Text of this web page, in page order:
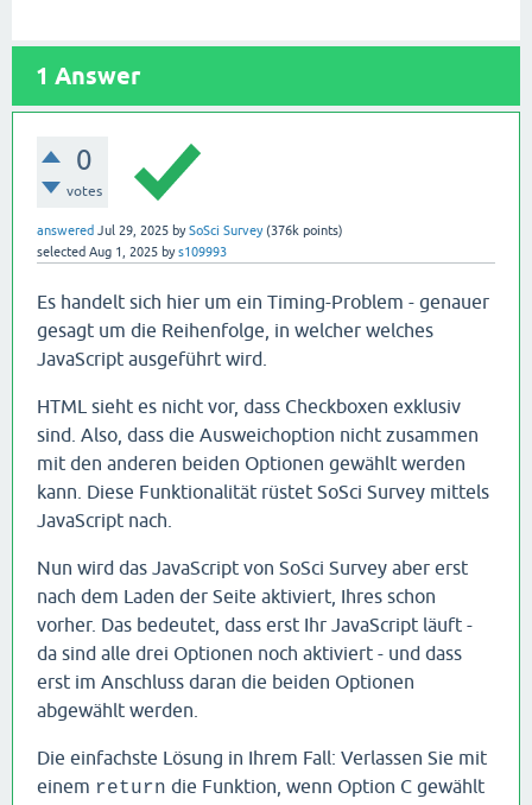
SoSciTools.attachEvent(optionB,
SoSciTools.attachEvent(optionC, "click", toggle);
// Initialzustand setzen
</ script
1 Answer
0
votes
answered Jul 29, 2025 bySoSci Survey (376k points)
selected Aug 1, 2025 bys109993
Es handelt sich hier um ein Timing-Problem - genauer
gesagt um die Reihenfolge, in welcher welches
JavaScript ausgeführt wird.
HTML sieht es nicht vor, dass Checkboxen exklusiv
sind. Also, dass die Ausweichoption nicht zusammen
mit den anderen beiden Optionen gewählt werden
kann. Diese Funktionalität rüstet SoSci Survey mittels
JavaScript nach.
Nun wird das JavaScript von SoSci Survey aber erst
nach dem Laden der Seite aktiviert, Ihres schon
vorher. Das bedeutet, dass erst Ihr JavaScript läuft -
da sind alle drei Optionen noch aktiviert - und dass
erst im Anschluss daran die beiden Optionen
abgewählt werden.
Die einfachste Lösung in Ihrem Fall: Verlassen Sie mit
einem return die Funktion, wenn Option C gewählt